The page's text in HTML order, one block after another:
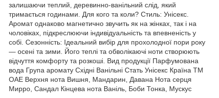
залишаючи теплий, деревинно-ванільний слід, який
тримається годинами. Для кого та коли? Стиль: Унісекс.
Аромат однаково магнетично звучить як на жінках, так і на
чоловіках, підкреслюючи індивідуальність та впевненість у
собі. Сезонність: Ідеальний вибір для прохолодної пори року
— осені та зими. Його теплі та обволікаючі ноти створюють
відчуття комфорту та розкоші. Вид продукції Парфумована
вода Група аромату Східні Ванільні Стать Унісекс Країна ТМ
ОАЕ Верхня нота Вишня, Мандарин, Давана Нота серця
Мирро, Сандал Кінцева нота Ваніль, Боби Тонка, Мускус